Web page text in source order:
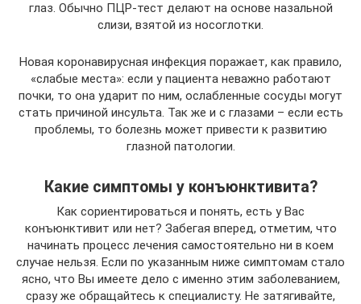
глаз. Обычно ПЦР-тест делают на основе назальной
слизи, взятой из носоглотки.
Новая коронавирусная инфекция поражает, как правило,
«слабые места»: если у пациента неважно работают
почки, то она ударит по ним, ослабленные сосуды могут
стать причиной инсульта. Так же и с глазами – если есть
проблемы, то болезнь может привести к развитию
глазной патологии.
Какие симптомы у конъюнктивита?
Как сориентироваться и понять, есть у Вас
конъюнктивит или нет? Забегая вперед, отметим, что
начинать процесс лечения самостоятельно ни в коем
случае нельзя. Если по указанным ниже симптомам стало
ясно, что Вы имеете дело с именно этим заболеванием,
сразу же обращайтесь к специалисту. Не затягивайте,